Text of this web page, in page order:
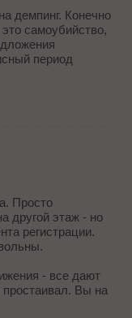
демпинг. Конечно
самоубийство,
период
Просто
другой этаж - но
регистрации.
- все дают
простаивал. Вы на